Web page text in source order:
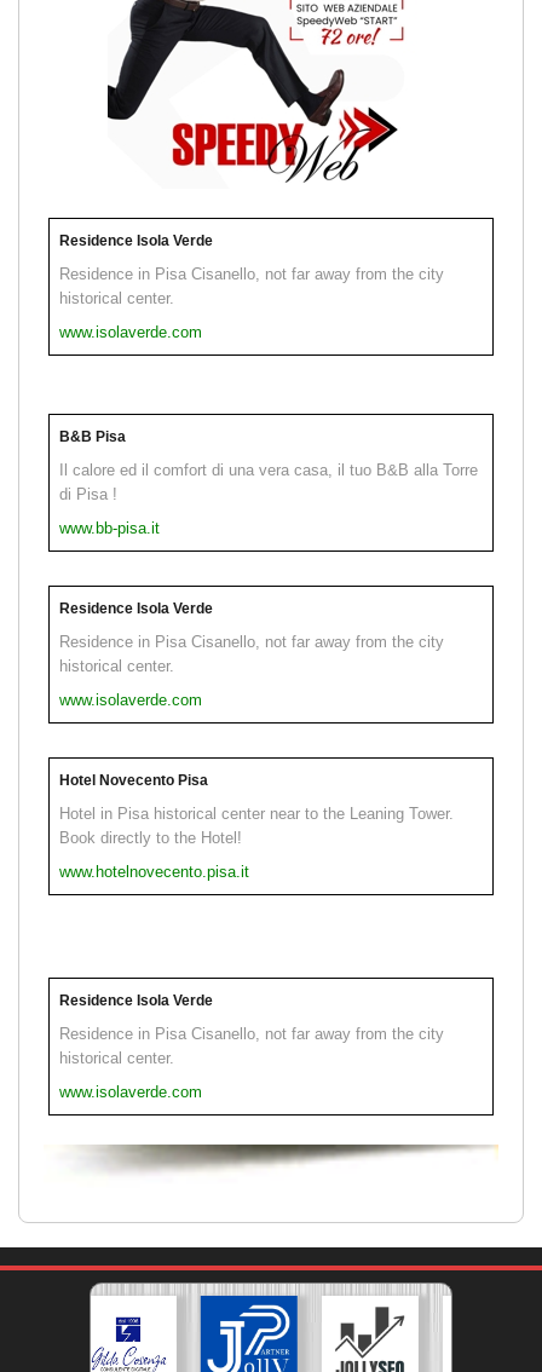
Residence Isola Verde
Residence in Pisa Cisanello, not far away from the city
historical center.
www.isolaverde.com
B&B Pisa
Il calore ed il comfort di una vera casa, il tuo B&B alla Torre
di Pisa !
www.bb-pisa.it
Residence Isola Verde
Residence in Pisa Cisanello, not far away from the city
historical center.
www.isolaverde.com
Hotel Novecento Pisa
Hotel in Pisa historical center near to the Leaning Tower.
Book directly to the Hotel!
www.hotelnovecento.pisa.it
Residence Isola Verde
Residence in Pisa Cisanello, not far away from the city
historical center.
www.isolaverde.com